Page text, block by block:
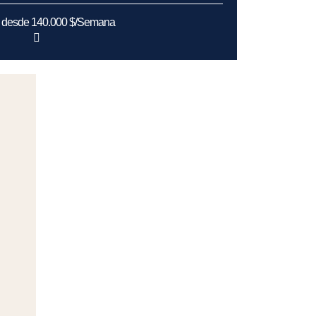
desde 140.000 $/Semana